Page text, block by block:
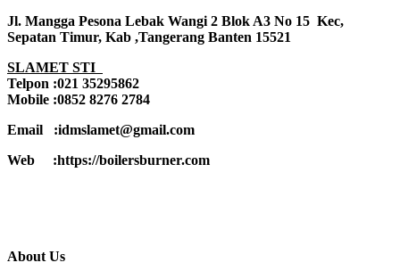
Jl. Mangga Pesona Lebak Wangi 2 Blok A3 No 15 Kec,
Sepatan Timur, Kab ,Tangerang Banten 15521
SLAMET STI
Telpon :021 35295862
Mobile :0852 8276 2784
Email :idmslamet@gmail.com
Web :https://boilersburner.com
About Us